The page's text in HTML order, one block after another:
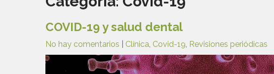
COVID-19 y salud dental
No hay comentarios Clínica, Covid-19, Revisiones periódicas